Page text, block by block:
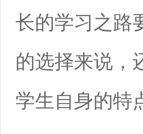
长的学习之路
的选择来说，
学生自身的特